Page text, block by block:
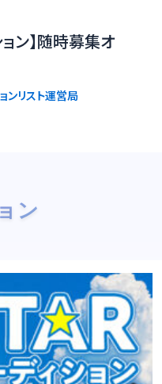
ン】随時募集オ
ンリスト運営局
ン